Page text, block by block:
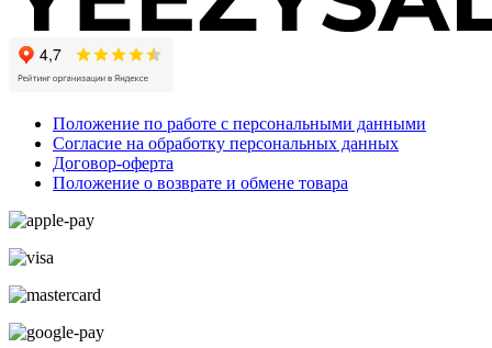
Положение по работе с персональными данными
Согласие на обработку персональных данных
Договор-оферта
Положение о возврате и обмене товара